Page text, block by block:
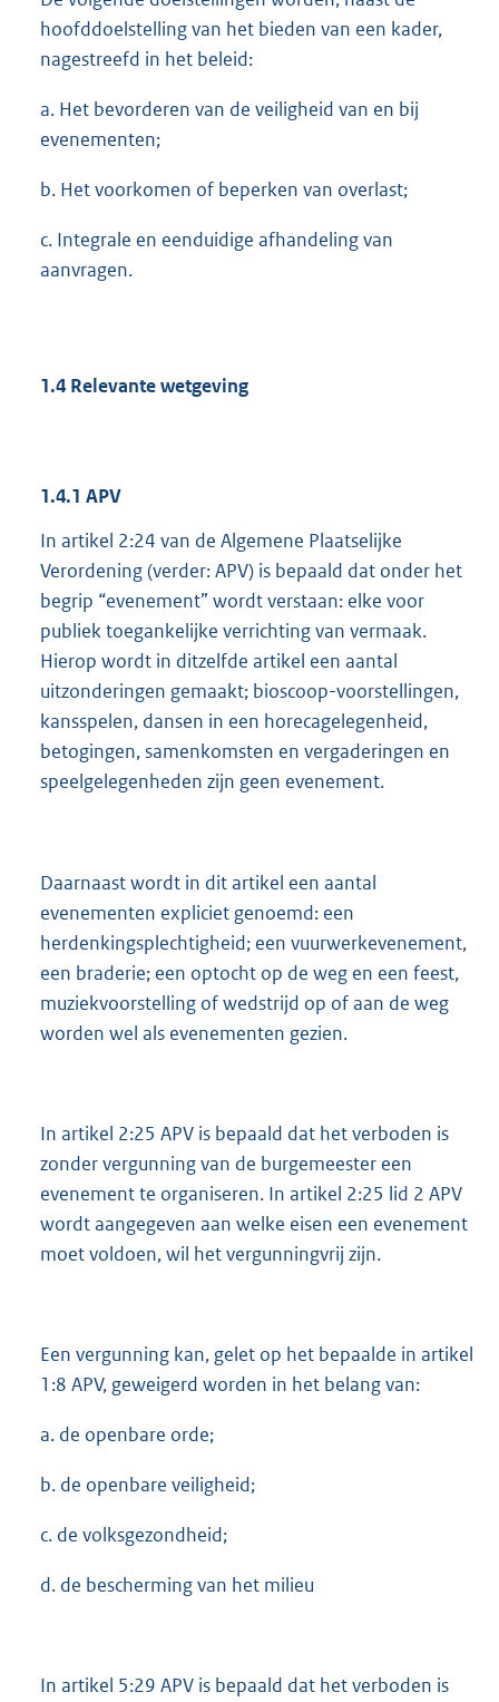
hoofddoelstelling van het bieden van een kader,
nagestreefd in het beleid:
a. Het bevorderen van de veiligheid van en bij
evenementen;
b. Het voorkomen of beperken van overlast;
c. Integrale en eenduidige afhandeling van
aanvragen.
1.4 Relevante wetgeving
1.4.1 APV
In artikel 2:24 van de Algemene Plaatselijke
Verordening (verder: APV) is bepaald dat onder het
begrip “evenement” wordt verstaan: elke voor
publiek toegankelijke verrichting van vermaak.
Hierop wordt in ditzelfde artikel een aantal
uitzonderingen gemaakt; bioscoop-voorstellingen,
kansspelen, dansen in een horecagelegenheid,
betogingen, samenkomsten en vergaderingen en
speelgelegenheden zijn geen evenement.
Daarnaast wordt in dit artikel een aantal
evenementen expliciet genoemd: een
herdenkingsplechtigheid; een vuurwerkevenement,
een braderie; een optocht op de weg en een feest,
muziekvoorstelling of wedstrijd op of aan de weg
worden wel als evenementen gezien.
In artikel 2:25 APV is bepaald dat het verboden is
zonder vergunning van de burgemeester een
evenement te organiseren. In artikel 2:25 lid 2 APV
wordt aangegeven aan welke eisen een evenement
moet voldoen, wil het vergunningvrij zijn.
Een vergunning kan, gelet op het bepaalde in artikel
1:8 APV, geweigerd worden in het belang van:
a. de openbare orde;
b. de openbare veiligheid;
c. de volksgezondheid;
d. de bescherming van het milieu
In artikel 5:29 APV is bepaald dat het verboden is